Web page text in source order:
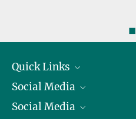
◼
Quick Links
Präsident
Zahlen und Fakten
Social Media
Bluesky
Social Media